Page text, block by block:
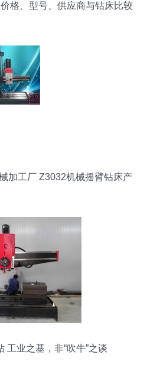
格、型号、供应商与钻床比较
加工厂 Z3032机械摇臂钻床产
工业之基，非“吹牛”之谈